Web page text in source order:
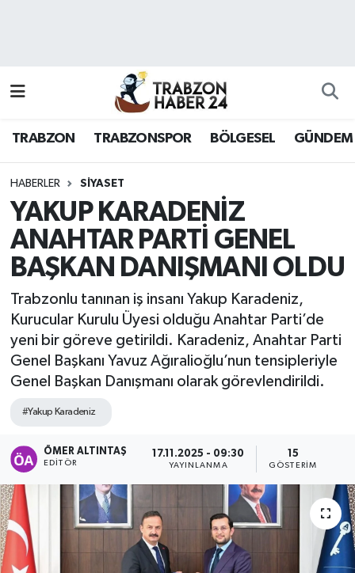
TRABZON TRABZONSPOR BÖLGESEL GÜNDEM
HABERLER SİYASET
YAKUP KARADENİZ
ANAHTAR PARTİ GENEL
BAŞKAN DANIŞMANI OLDU
Trabzonlu tanınan iş insanı Yakup Karadeniz,
Kurucular Kurulu Üyesi olduğu Anahtar Parti’de
yeni bir göreve getirildi. Karadeniz, Anahtar Parti
Genel Başkanı Yavuz Ağıralioğlu’nun tensipleriyle
Genel Başkan Danışmanı olarak görevlendirildi.
#Yakup Karadeniz
ÖMER ALTINTAŞ
EDITÖR
17.11.2025 - 09:30
YAYINLANMA
15
GÖSTERIM
Hava Durumu
Namaz Vakitleri
Trafik Durumu
Süper Lig Puan Durumu ve Fikstür
Tüm Manşetler
Son Dakika Haberleri
Haber Arşivi